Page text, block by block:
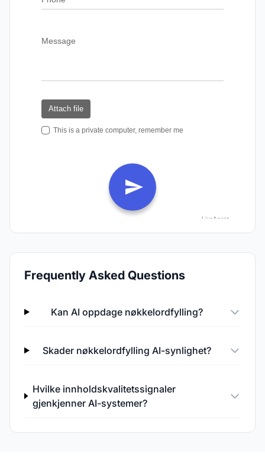
Frequently Asked Questions
Kan AI oppdage nøkkelordfylling?
Skader nøkkelordfylling AI-synlighet?
Hvilke innholdskvalitetssignaler
gjenkjenner AI-systemer?